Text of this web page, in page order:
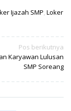
Ijazah SMP Loker
Pos berikutnya
Karyawan Lulusan
SMP Soreang